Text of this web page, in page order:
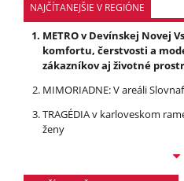
NAJČÍTANEJŠIE V REGIÓNE
METRO v Devínskej Novej
komfortu, čerstvosti a
zákazníkov aj životné
MIMORIADNE: V areáli
TRAGÉDIA v karloveskom
ženy